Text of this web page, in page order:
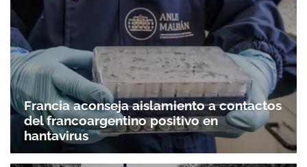
Francia aconseja aislamiento a contactos
del francoargentino positivo en
hantavirus